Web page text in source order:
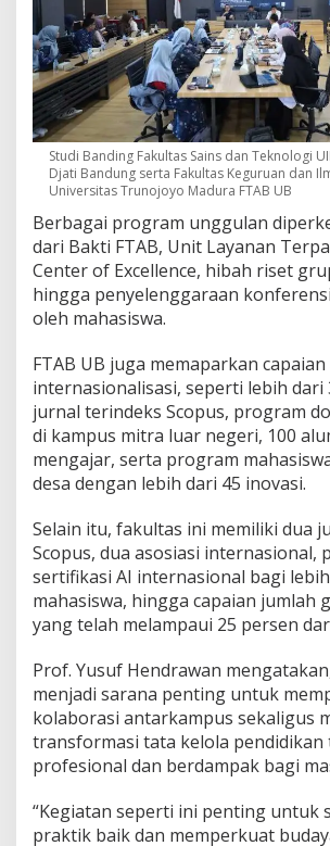
S
t
r
a
t
e
g
i
R
a
h
W
B
M
Studi Banding Fakultas Sains dan Teknologi
Djati Bandung serta Fakultas Keguruan dan
Universitas Trunojoyo Madura FTAB UB
Berbagai program unggulan
dari Bakti FTAB, Unit Layanan
Center of Excellence, hibah riset
hingga penyelenggaraan
oleh mahasiswa.
FTAB UB juga memaparkan
internasionalisasi, seperti lebih dari
jurnal terindeks Scopus, program
di kampus mitra luar negeri, 100
mengajar, serta program
desa dengan lebih dari 45 inovasi.
Selain itu, fakultas ini memiliki dua
Scopus, dua asosiasi internasional,
sertifikasi AI internasional bagi
mahasiswa, hingga capaian jumlah
yang telah melampaui 25 persen
Prof. Yusuf Hendrawan
menjadi sarana penting untuk
kolaborasi antarkampus sekaligus
transformasi tata kelola pendidikan
profesional dan berdampak bagi
“Kegiatan seperti ini penting untuk
praktik baik dan memperkuat